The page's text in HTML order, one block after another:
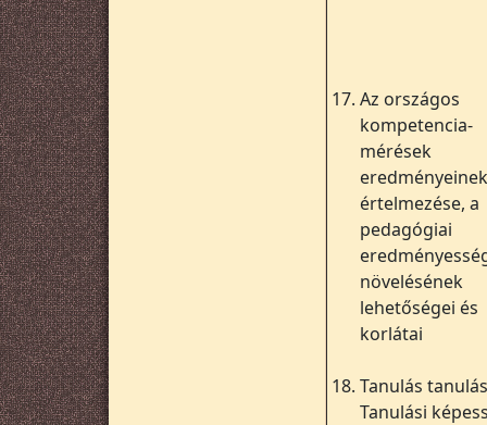
17. Az országos
kompetencia-
mérések
eredményeinek
értelmezése, a
pedagógiai
növelésének
lehetőségei és
korlátai
18. Tanulás
Tanulási